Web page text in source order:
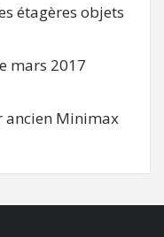
étagères objets
mars 2017
ancien Minimax